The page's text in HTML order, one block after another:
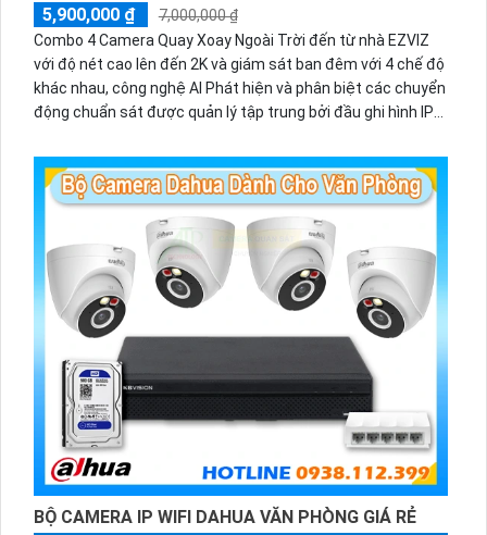
5,900,000 ₫
7,000,000 ₫
Combo 4 Camera Quay Xoay Ngoài Trời đến từ nhà EZVIZ
với độ nét cao lên đến 2K và giám sát ban đêm với 4 chế độ
khác nhau, công nghệ AI Phát hiện và phân biệt các chuyển
động chuẩn sát được quản lý tập trung bởi đầu ghi hình IP
BỘ CAMERA IP WIFI DAHUA VĂN PHÒNG GIÁ RẺ